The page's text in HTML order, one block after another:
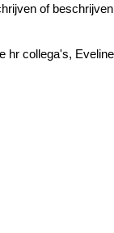
of
hr collega's,